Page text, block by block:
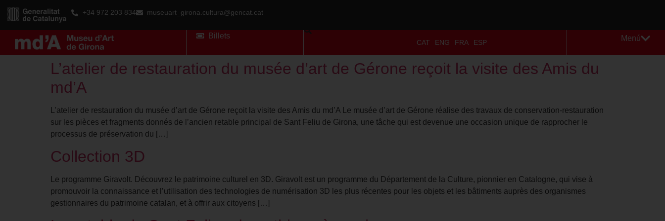
+34 972 203 834 museuart_girona.cultura@gencat.cat
Billets
CAT ENG FRA ESP
Menú
L’atelier de restauration du musée d’art de Gérone reçoit la visite des Amis du
md’A
L’atelier de restauration du musée d’art de Gérone reçoit la visite des Amis du md’A Le musée d’art de Gérone réalise des travaux de conservation-restauration
sur les pièces et fragments donnés de l’ancien retable principal de Sant Feliu de Girona, une tâche qui est devenue une occasion unique de rapprocher le
processus de préservation du […]
Collection 3D
Le programme Giravolt. Découvrez le patrimoine culturel en 3D. Giravolt est un programme du Département de la Culture, pionnier en Catalogne, qui vise à
promouvoir la connaissance et l’utilisation des technologies de numérisation 3D les plus récentes pour les objets et les bâtiments auprès des organismes
gestionnaires du patrimoine catalan, et à offrir aux citoyens […]